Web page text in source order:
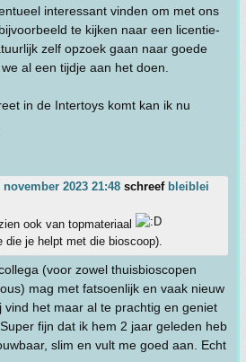
interessant vinden om met ons
te kijken naar een licentie-
zelf opzoek gaan naar goede
al een tijdje aan het doen.
in de Intertoys komt kan ik nu
2023 21:48 schreef bleiblei
ook van topmateriaal
die je helpt met die bioscoop).
(voor zowel thuisbioscopen
mag met fatsoenlijk en vaak nieuw
vind het maar al te prachtig en geniet
fijn dat ik hem 2 jaar geleden heb
slim en vult me goed aan. Echt